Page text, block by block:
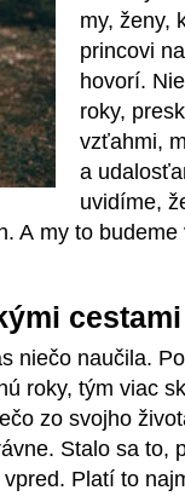
my, ženy,
princovi
hovorí.
roky,
vzťahmi,
a
uvidíme,
A my to
cestami
niečo naučila.
roky, tým viac
zo svojho
Stalo sa to,
Platí to